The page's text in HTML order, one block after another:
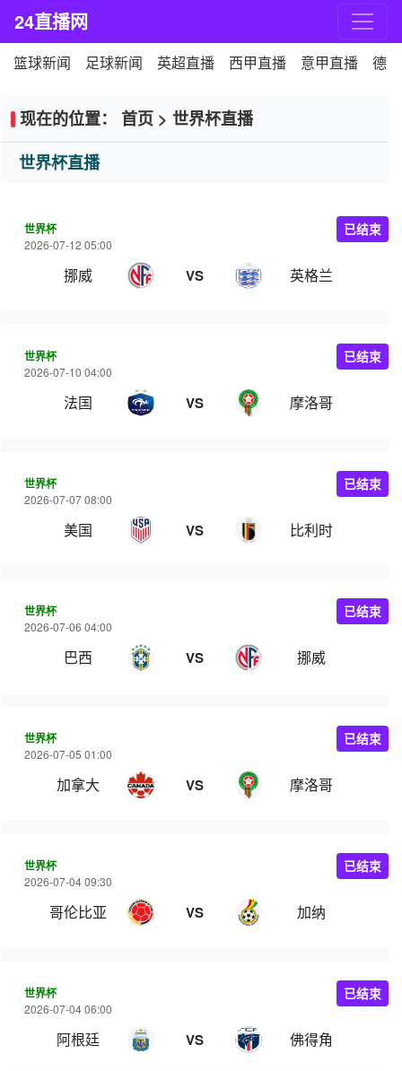
24直播网
篮球新闻 足球新闻 英超直播 西甲直播 意甲直播 德
现在的位置： 首页 > 世界杯直播
世界杯直播
世界杯
2026-07-12 05:00
挪威 VS 英格兰
已结束
世界杯
2026-07-10 04:00
法国 VS 摩洛哥
已结束
世界杯
2026-07-07 08:00
美国 VS 比利时
已结束
世界杯
2026-07-06 04:00
巴西 VS 挪威
已结束
世界杯
2026-07-05 01:00
加拿大 VS 摩洛哥
已结束
世界杯
2026-07-04 09:30
哥伦比亚 VS 加纳
已结束
世界杯
2026-07-04 06:00
阿根廷 VS 佛得角
已结束